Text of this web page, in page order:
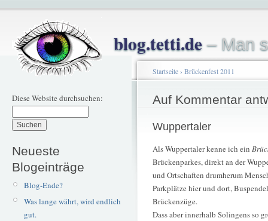
blog.tetti.de– Man
Diese Website durchsuchen:
Neueste
Blogeinträge
Blog-Ende?
Was lange währt, wird endlich
gut.
Startseite› Brückenfest 2011
Auf Kommentar
Wuppertaler
Als Wuppertaler kenne ich ein
Brückenparkes, direkt an der
und Ortschaften drumherum
Parkplätze hier und dort,
Brückenzüge.
Dass aber innerhalb Solingens so